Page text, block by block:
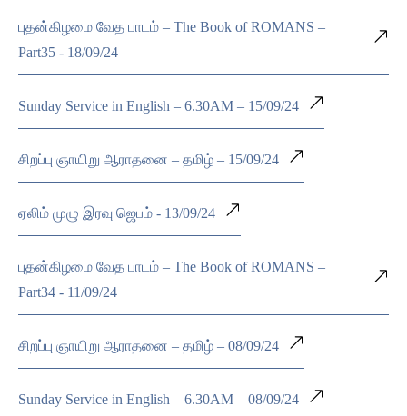
புதன்கிழமை வேத பாடம் – The Book of ROMANS –
Part35 - 18/09/24
Sunday Service in English – 6.30AM – 15/09/24
சிறப்பு ஞாயிறு ஆராதனை – தமிழ் – 15/09/24
ஏலிம் முழு இரவு ஜெபம் - 13/09/24
புதன்கிழமை வேத பாடம் – The Book of ROMANS –
Part34 - 11/09/24
சிறப்பு ஞாயிறு ஆராதனை – தமிழ் – 08/09/24
Sunday Service in English – 6.30AM – 08/09/24